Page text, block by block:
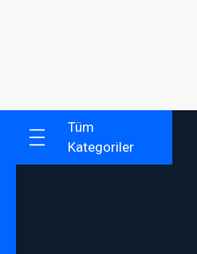
Tüm
Kategoriler